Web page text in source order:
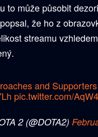
to může působit
že ho z
streamu
and
pic.twitter.com/
2 (@DOTA2)